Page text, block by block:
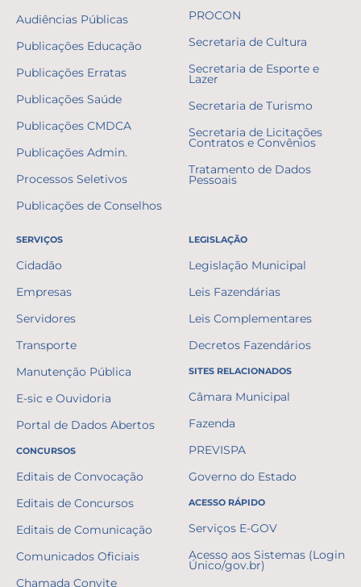
Audiências Públicas
Publicações Educação
Publicações Erratas
Publicações Saúde
Publicações CMDCA
Publicações Admin.
Processos Seletivos
Publicações de Conselhos
PROCON
Secretaria de Cultura
Secretaria de Esporte e
Lazer
Secretaria de Turismo
Secretaria de Licitações
Contratos e Convênios
Tratamento de Dados
Pessoais
SERVIÇOS
Cidadão
Empresas
Servidores
Transporte
Manutenção Pública
E-sic e Ouvidoria
Portal de Dados Abertos
CONCURSOS
Editais de Convocação
Editais de Concursos
Editais de Comunicação
Comunicados Oficiais
Chamada Convite
LEGISLAÇÃO
Legislação Municipal
Leis Fazendárias
Leis Complementares
Decretos Fazendários
SITES RELACIONADOS
Câmara Municipal
Fazenda
PREVISPA
Governo do Estado
ACESSO RÁPIDO
Serviços E-GOV
Acesso aos Sistemas (Login
Único/gov.br)